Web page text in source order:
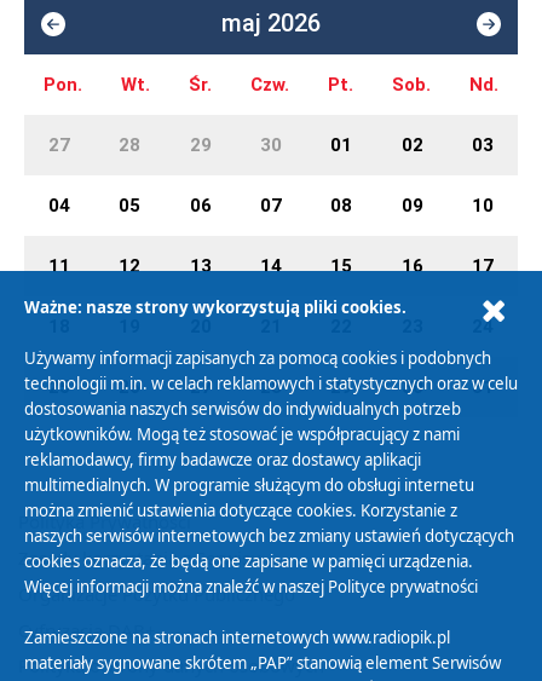
maj 2026
Pon. Wt. Śr. Czw. Pt. Sob. Nd.
27 28 29 30 01 02 03
04 05 06 07 08 09 10
11 12 13 14 15 16 17
24
25 26 27 28 29 30 31
Polityka Prywatności
Zasady korzystania z Serwisu
Organizacje Pożytku Publicznego
Cyfryzacja DAB+
Polityka ochrony danych osobowych
Ważne: nasze strony wykorzystują pliki cookies.
Używamy informacji zapisanych za pomocą cookies i podobnych
technologii m.in. w celach reklamowych i statystycznych oraz w celu
dostosowania naszych serwisów do indywidualnych potrzeb
użytkowników. Mogą też stosować je współpracujący z nami
reklamodawcy, firmy badawcze oraz dostawcy aplikacji
multimedialnych. W programie służącym do obsługi internetu
można zmienić ustawienia dotyczące cookies. Korzystanie z
naszych serwisów internetowych bez zmiany ustawień dotyczących
cookies oznacza, że będą one zapisane w pamięci urządzenia.
Więcej informacji można znaleźć w naszej Polityce prywatności
Zamieszczone na stronach internetowych www.radiopik.pl
materiały sygnowane skrótem „PAP” stanowią element Serwisów